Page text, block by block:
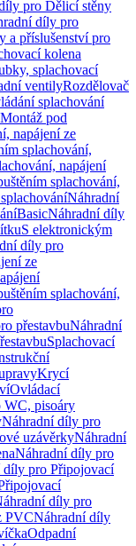
pro Dělicí stěny
díly pro
a příslušenství pro
kolena
splachovací
ventilyRozdělovač
splachování
pod
napájení ze
splachování,
napájení
splachování,
Náhradní
BasicNáhradní díly
S elektronickým
díly pro
ze
splachování,
přestavbuNáhradní
Splachovací
Krycí
Ovládací
WC, pisoáry
Náhradní díly pro
uzávěrkyNáhradní
Náhradní díly pro
díly pro Připojovací
díly pro
PVCNáhradní díly
Odpadní